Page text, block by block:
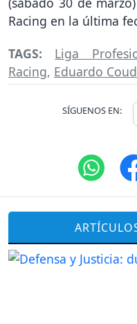
Racing en la última
TAGS: Liga
Racing, Eduardo
SÍGUENOS EN: